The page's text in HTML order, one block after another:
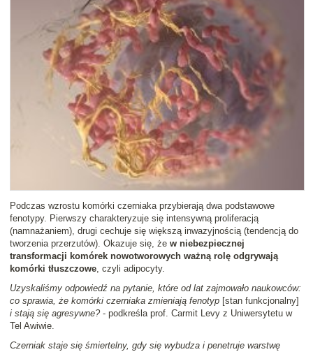
Podczas wzrostu komórki czerniaka przybierają dwa podstawowe
fenotypy. Pierwszy charakteryzuje się intensywną proliferacją
(namnażaniem), drugi cechuje się większą inwazyjnością (tendencją do
tworzenia przerzutów). Okazuje się, że w niebezpiecznej
transformacji komórek nowotworowych ważną rolę odgrywają
komórki tłuszczowe, czyli adipocyty.
Uzyskaliśmy odpowiedź na pytanie, które od lat zajmowało naukowców:
co sprawia, że komórki czerniaka zmieniają fenotyp [stan funkcjonalny]
i stają się agresywne?- podkreśla prof. Carmit Levy z Uniwersytetu w
Tel Awiwie.
Czerniak staje się śmiertelny, gdy się wybudza i penetruje warstwę